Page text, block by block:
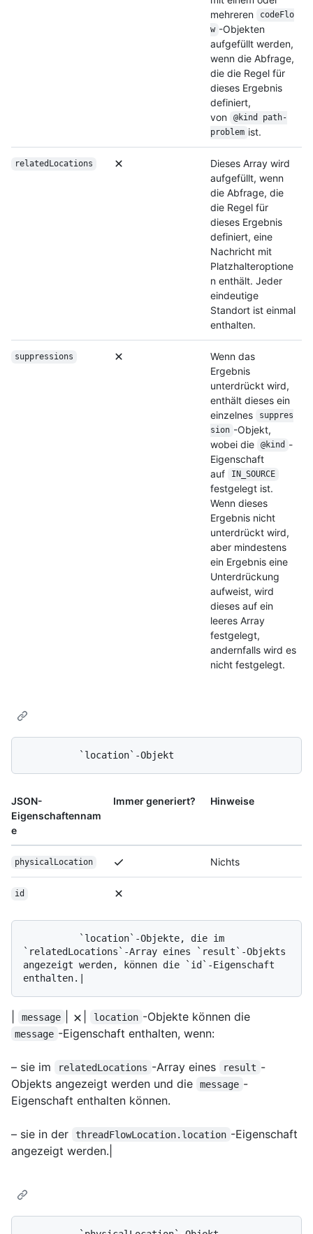
mehreren
codeFlo
w -Objekten
aufgefüllt werden,
wenn die Abfrage,
die die Regel für
dieses Ergebnis
definiert,
von
@kind path-
problem ist.
relatedLocations
Dieses Array wird
aufgefüllt, wenn
die Abfrage, die
die Regel für
dieses Ergebnis
definiert, eine
Nachricht mit
Platzhalteroptione
n enthält. Jeder
eindeutige
Standort ist einmal
enthalten.
suppressions
Wenn das
Ergebnis
unterdrückt wird,
enthält dieses ein
einzelnes
suppres
sion -Objekt,
wobei die
@kind -
Eigenschaft
auf
IN_SOURCE
festgelegt ist.
Wenn dieses
Ergebnis nicht
unterdrückt wird,
aber mindestens
ein Ergebnis eine
Unterdrückung
aufweist, wird
dieses auf ein
leeres Array
festgelegt,
andernfalls wird es
nicht festgelegt.
JSON-
Eigenschaftennam
e
Immer generiert? Hinweise
physicalLocation Nichts
id
`relatedLocations`-Array eines `result`-Objekts
angezeigt werden, können die `id`-Eigenschaft
message location -Objekte können die
message -Eigenschaft enthalten, wenn:
– sie im relatedLocations -Array eines result -
Objekts angezeigt werden und die
message -
Eigenschaft enthalten können.
– sie in der threadFlowLocation.location -Eigenschaft
angezeigt werden.|